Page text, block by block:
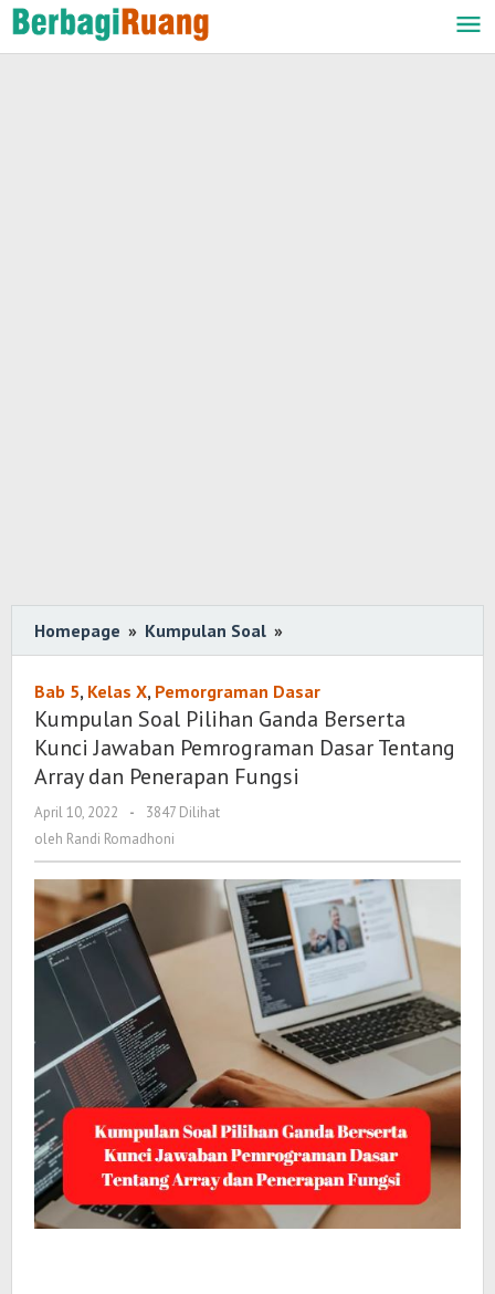
Lewati
ke
Homepage » Kumpulan Soal »
Soal
Pilihan
Ganda
Berserta
Kunci
Jawaban
Tentang
Array
dan
Penerapan
Fungsi
Bab 5, Kelas X, Pemorgraman Dasar
Kumpulan Soal Pilihan Ganda Berserta
Kunci Jawaban Pemrograman Dasar Tentang
Array dan Penerapan Fungsi
April 10, 2022
oleh
Randi
-
3847 Dilihat
oleh Randi Romadhoni